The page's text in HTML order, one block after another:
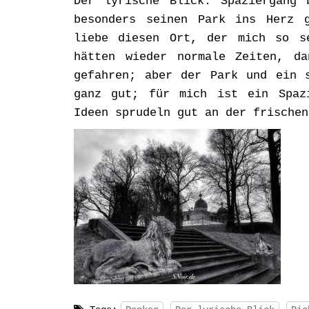
besonders seinen Park ins
liebe diesen Ort, der mich so
hätten wieder normale Zeiten,
gefahren; aber der Park und ein
ganz gut; für mich ist ein
Ideen sprudeln gut an der